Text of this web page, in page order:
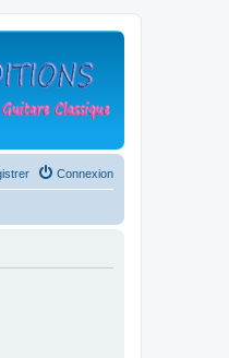
Connexion